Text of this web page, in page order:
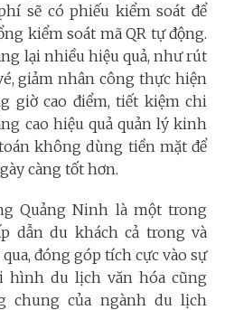
sẽ có phiếu kiểm soát để
kiểm soát mã QR tự động.
lại nhiều hiệu quả, như rút
giảm nhân công thực hiện
giờ cao điểm, tiết kiệm chi
cao hiệu quả quản lý kinh
không dùng tiền mặt để
càng tốt hơn.
Quảng Ninh là một trong
dẫn du khách cả trong và
đóng góp tích cực vào sự
hình du lịch văn hóa cũng
chung của ngành du lịch